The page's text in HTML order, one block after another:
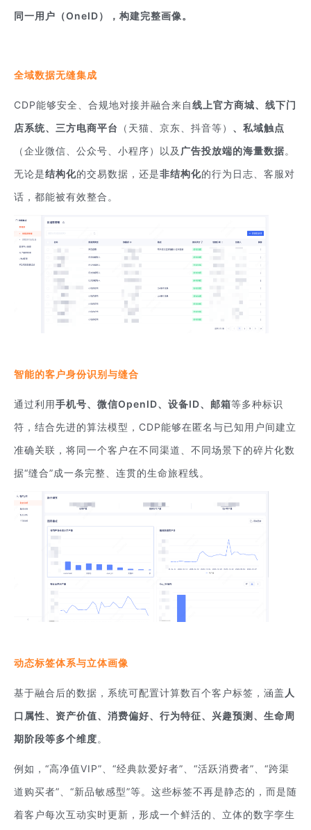
同一用户（OneID），构建完整画像。
全域数据无缝集成
CDP能够安全、合规地对接并融合来自线上官方商城、线下门
店系统、三方电商平台
（天猫、京东、抖音等） 、私域触点
（企业微信、公众号、小程序）以及 广告投放端的海量数据。
无论是结构化的交易数据，还是非结构化的行为日志、客服对
话，都能被有效整合。
智能的客户身份识别与缝合
通过利用手机号、微信OpenID、设备ID、邮箱等多种标识
符，结合先进的算法模型，CDP能够在匿名与已知用户间建立
准确关联，将同一个客户在不同渠道、不同场景下的碎片化数
据“缝合”成一条完整、连贯的生命旅程线。
动态标签体系与立体画像
基于融合后的数据，系统可配置计算数百个客户标签，涵盖 人
口属性、资产价值、消费偏好、行为特征、兴趣预测、生命周
期阶段等多个维度。
例如，“高净值VIP”、“经典款爱好者”、“活跃消费者”、“跨渠
道购买者”、“新品敏感型”等。这些标签不再是静态的，而是随
着客户每次互动实时更新，形成一个鲜活的、立体的数字孪生